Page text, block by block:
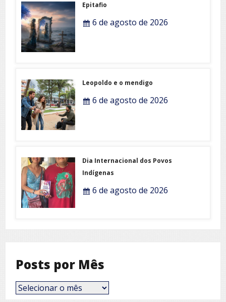
Epitafio
6 de agosto de 2026
Leopoldo e o mendigo
6 de agosto de 2026
Dia Internacional dos Povos
Indígenas
6 de agosto de 2026
Posts por Mês
Posts
por